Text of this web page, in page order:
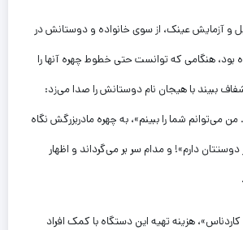
و آزمایش عینک، از سوی خانواده و دوستانش در
بود، هنگامی که توانست حتی خطوط چهره آنها را
شفاف ببیند با هیجان نام دوستانش را صدا می‌زد:
شما را ببینم»، به چهره مادربزرگش نگاه
دارم»! و مدام سر بر می‌گرداند و اظهار
هزینه تهیه این دستگاه با کمک افراد